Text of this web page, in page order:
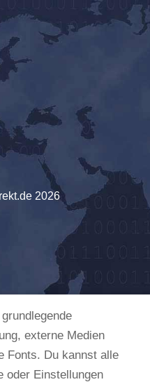
externe Medien
Fonts. Du kannst alle
oder Einstellungen
2026